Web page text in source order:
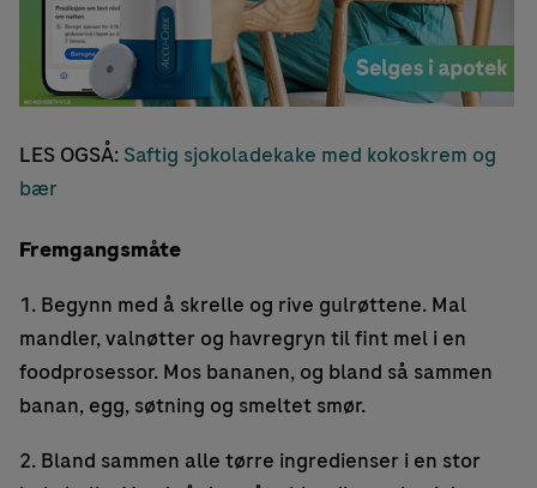
LES OGSÅ: Saftig sjokoladekake med kokoskrem og
bær
Fremgangsmåte
1. Begynn med å skrelle og rive gulrøttene. Mal
mandler, valnøtter og havregryn til fint mel i en
foodprosessor. Mos bananen, og bland så sammen
banan, egg, søtning og smeltet smør.
2. Bland sammen alle tørre ingredienser i en stor